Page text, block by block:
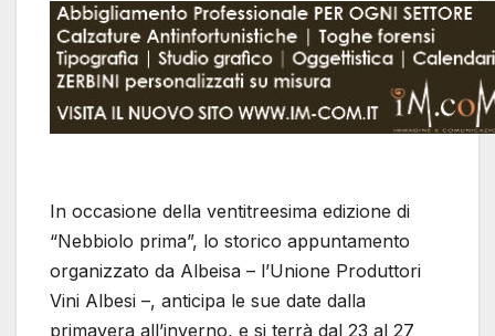
In occasione della ventitreesima edizione di
“Nebbiolo prima”, lo storico appuntamento
organizzato da Albeisa – l’Unione Produttori
Vini Albesi –, anticipa le sue date dalla
primavera all’inverno, e si terrà dal 23 al 27